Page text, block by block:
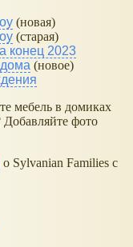
(новая)
(старая)
конец 2023
(новое)
мебель в домиках
Добавляйте фото
о Sylvanian Families с